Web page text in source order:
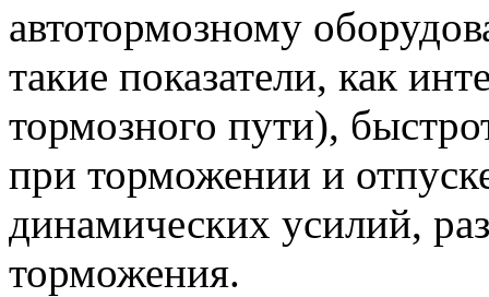
автотормозному
такие показатели, как
тормозного пути),
при торможении и
динамических усилий,
торможения.